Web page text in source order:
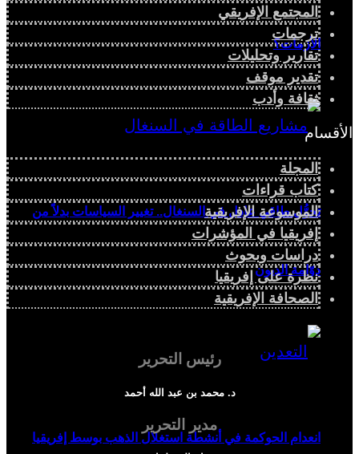
الأزمات؟
تحوُّل طاقي عادل في السنغال.. تغيير السياسات بدلاً من
دوّامة الديون
انعدام الحوكمة في أنشطة استغلال الذهب بوسط إفريقيا
المجتمع الإفريقي
ترجمات
تقارير وتحليلات
تقدير موقف
ثقافة وأدب
الأقسام
المجلة
كتاب قراءات
الموسوعة الإفريقية
إفريقيا في المؤشرات
دراسات وبحوث
نظرة على إفريقيا
الصحافة الإفريقية
رئيس التحرير
د. محمد بن عبد الله أحمد
مدير التحرير